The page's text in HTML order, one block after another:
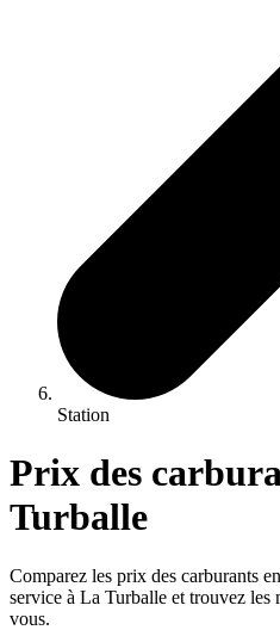
Station
Prix des
Turballe
Comparez les prix des carburants
service à La Turballe et trouvez les
vous.